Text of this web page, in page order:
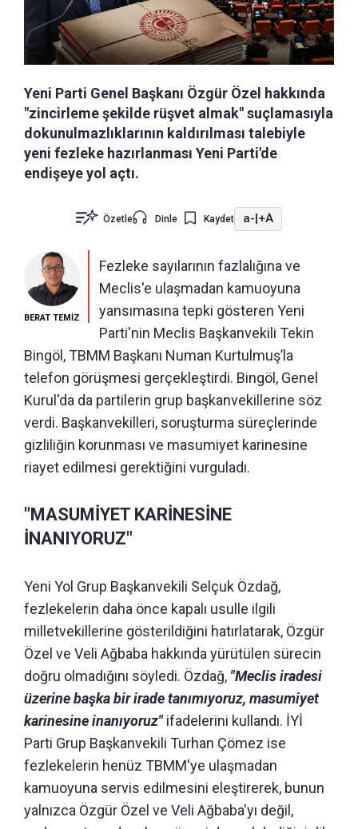
Yeni Parti Genel Başkanı Özgür Özel hakkında
"zincirleme şekilde rüşvet almak" suçlamasıyla
dokunulmazlıklarının kaldırılması talebiyle
yeni fezleke hazırlanması Yeni Parti'de
endişeye yol açtı.
Özetle Dinle Kaydet a-|+A
BERAT TEMİZ
Fezleke sayılarının fazlalığına ve
Meclis'e ulaşmadan kamuoyuna
yansımasına tepki gösteren Yeni
Parti'nin Meclis Başkanvekili Tekin
Bingöl, TBMM Başkanı Numan Kurtulmuş’la
telefon görüşmesi gerçekleştirdi. Bingöl, Genel
Kurul'da da partilerin grup başkanvekillerine söz
verdi. Başkanvekilleri, soruşturma süreçlerinde
gizliliğin korunması ve masumiyet karinesine
riayet edilmesi gerektiğini vurguladı.
"MASUMİYET KARİNESİNE
İNANIYORUZ"
Yeni Yol Grup Başkanvekili Selçuk Özdağ,
fezlekelerin daha önce kapalı usulle ilgili
milletvekillerine gösterildiğini hatırlatarak, Özgür
Özel ve Veli Ağbaba hakkında yürütülen sürecin
doğru olmadığını söyledi. Özdağ, "Meclis iradesi
üzerine başka bir irade tanımıyoruz, masumiyet
karinesine inanıyoruz"ifadelerini kullandı. İYİ
Parti Grup Başkanvekili Turhan Çömez ise
fezlekelerin henüz TBMM'ye ulaşmadan
kamuoyuna servis edilmesini eleştirerek, bunun
yalnızca Özgür Özel ve Veli Ağbaba'yı değil,